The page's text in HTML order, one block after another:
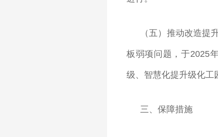
（五）推动改造
板弱项问题，于2025
级、智慧化提升级化工
三、保障措施